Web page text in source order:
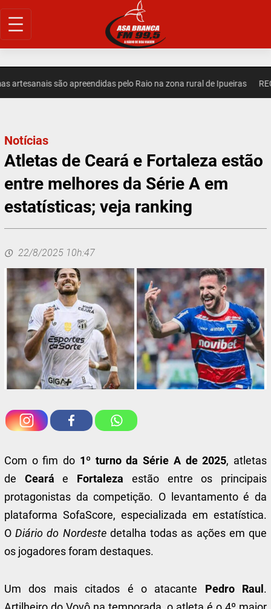
Pular
para
são apreendidas pelo Raio na zona rural de Ipueiras
Notícias
Atletas de Ceará e Fortaleza estão
entre melhores da Série A em
estatísticas; veja ranking
22/8/2025 10h:47
Com o fim do 1º turno da Série A de 2025, atletas
de Cearáe Fortaleza estão entre os principais
protagonistas da competição. O levantamento é da
plataforma SofaScore, especializada em estatística.
ODiário do Nordeste detalha todas as ações em que
os jogadores foram destaques.
Um dos mais citados é o atacante Pedro Raul .